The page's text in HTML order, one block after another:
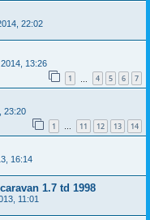
22:02
13:26
1 4 5 6 7
23:20
1 … 11 12 13 14
16:14
1.7 td 1998
11:01